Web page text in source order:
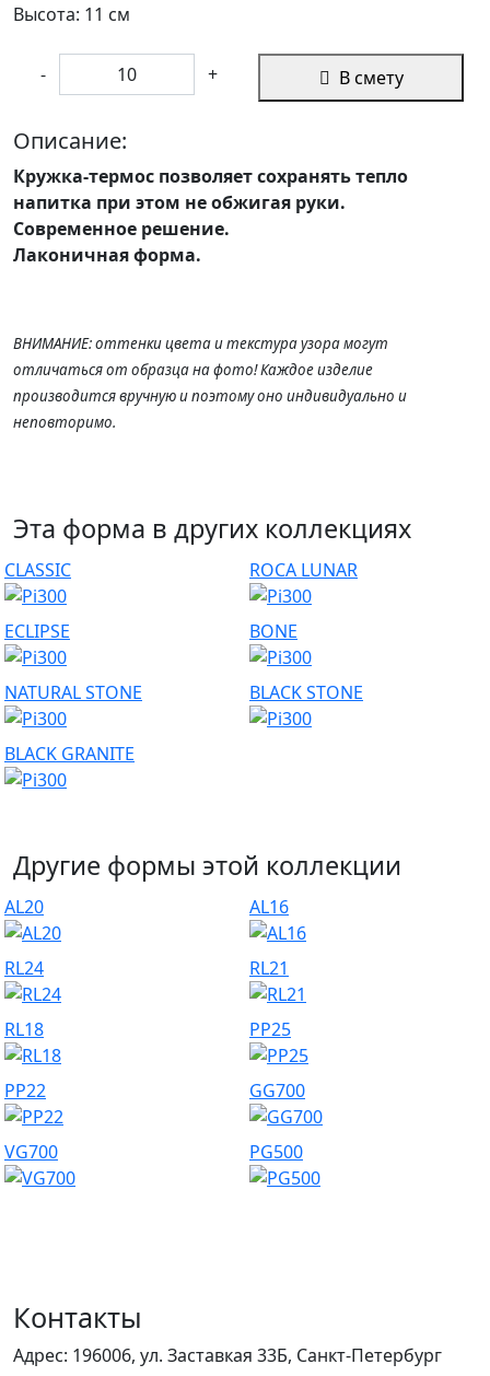
Высота: 11 см
- + В смету
Описание:
Кружка-термос позволяет сохранять тепло
напитка при этом не обжигая руки.
Современное решение.
Лаконичная форма.
ВНИМАНИЕ: оттенки цвета и текстура узора могут
отличаться от образца на фото! Каждое изделие
производится вручную и поэтому оно индивидуально и
неповторимо.
Эта форма в других коллекциях
CLASSIC ROCA LUNAR
ECLIPSE BONE
NATURAL STONE BLACK STONE
BLACK GRANITE
Другие формы этой коллекции
AL20 AL16
RL24 RL21
RL18 PP25
PP22 GG700
VG700 PG500
Контакты
Адрес: 196006, ул. Заставкая 33Б, Санкт-Петербург